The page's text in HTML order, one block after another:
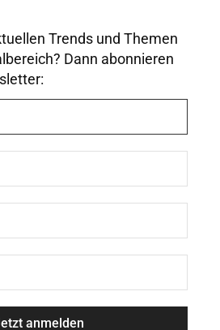
Trends und Themen
Dann abonnieren